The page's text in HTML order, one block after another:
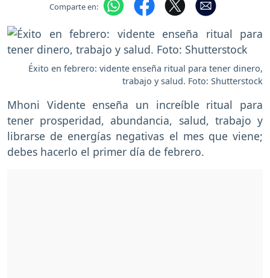
Comparte en:
Éxito en febrero: vidente enseña ritual para tener dinero,
trabajo y salud. Foto: Shutterstock
Mhoni Vidente enseña un increíble ritual para
tener prosperidad, abundancia, salud, trabajo y
librarse de energías negativas el mes que viene;
debes hacerlo el primer día de febrero.